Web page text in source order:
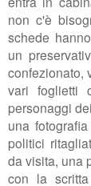
non c'è
schede
un
confezionato,
vari foglietti
personaggi
una
politici
da visita, una
con la